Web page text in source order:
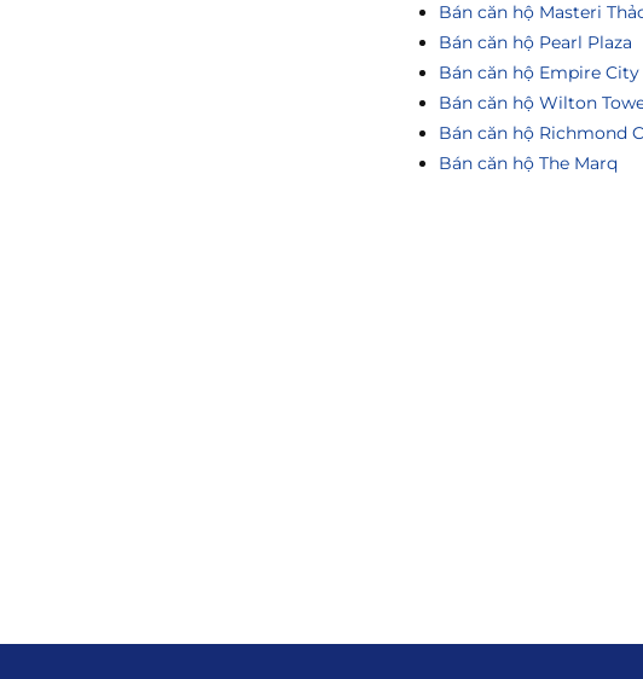
Bán căn hộ Masteri
Bán căn hộ Pearl Plaza
Bán căn hộ Empire City
Bán căn hộ Wilton
Bán căn hộ Richmond
Bán căn hộ The Marq